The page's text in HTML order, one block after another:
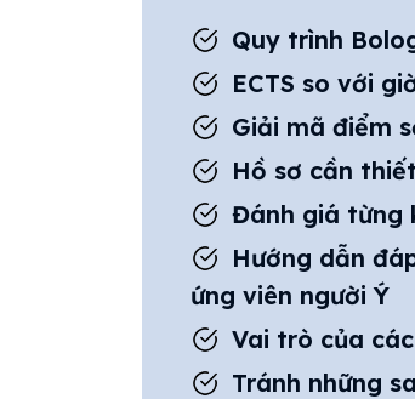
Quy trình
ECTS so với
Giải mã điểm
Hồ sơ cần
Đánh giá từng
Hướng dẫn
ứng viên người Ý
Vai trò của
Tránh những